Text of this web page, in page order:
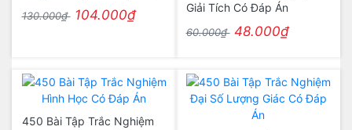
130.000₫ 104.000₫
Giải Tích Có Đáp Án
60.000₫ 48.000₫
450 Bài Tập Trắc Nghiệm